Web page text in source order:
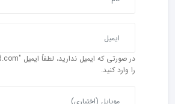
را وارد کنید.